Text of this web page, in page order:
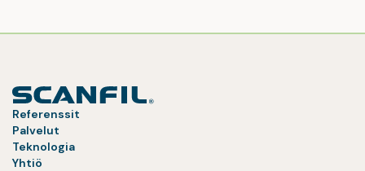
Referenssit
Palvelut
Teknologia
Yhtiö